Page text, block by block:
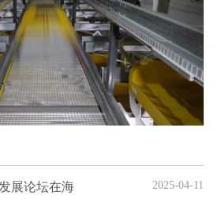
展论坛在海
2025-04-11